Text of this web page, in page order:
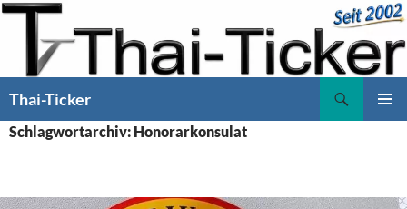
Zum
Inhalt
springen
Thai-Ticker
Schlagwortarchiv: Honorarkonsulat